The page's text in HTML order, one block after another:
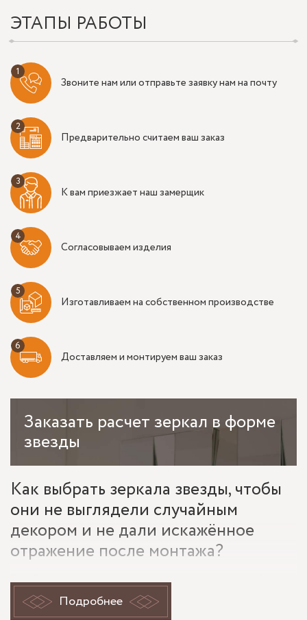
ЭТАПЫ РАБОТЫ
Звоните нам или отправьте заявку нам на почту
Предварительно считаем ваш заказ
К вам приезжает наш замерщик
Согласовываем изделия
Изготавливаем на собственном производстве
Доставляем и монтируем ваш заказ
Заказать расчет зеркал в форме
звезды
Как выбрать зеркала звезды, чтобы
они не выглядели случайным
декором и не дали искажённое
отражение после монтажа?
Такой вопрос возникает перед заказом чаще всего. Зеркала
звезды покупают не ради обычной отражающей панели:
от них ждут выразительный рисунок, точную геометрию
Подробнее